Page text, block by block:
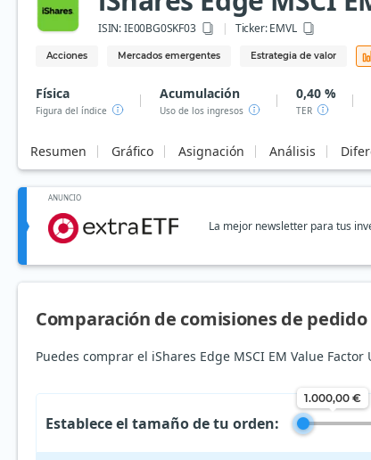
ISIN:IE00BG0SKF03 Ticker:EMVL
Acciones Mercados emergentes Estrategia de valor
Física
Figura del índice
Acumulación
Uso de los ingresos
0,40 %
TER
Resumen Gráfico Asignación Análisis
ANUNCIO
La mejor newsletter para tus
Comparación de comisiones de pedido
Puedes comprar el iShares Edge MSCI EM Value
Establece el tamaño de tu orden:
1.000,00 €